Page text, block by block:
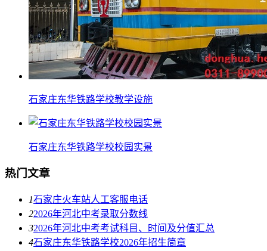
石家庄东华铁路学校教学设施
石家庄东华铁路学校校园实景
热门文章
1石家庄火车站人工客服电话
22026年河北中考录取分数线
32026年河北中考考试科目、时间及分值汇总
4石家庄东华铁路学校2026年招生简章